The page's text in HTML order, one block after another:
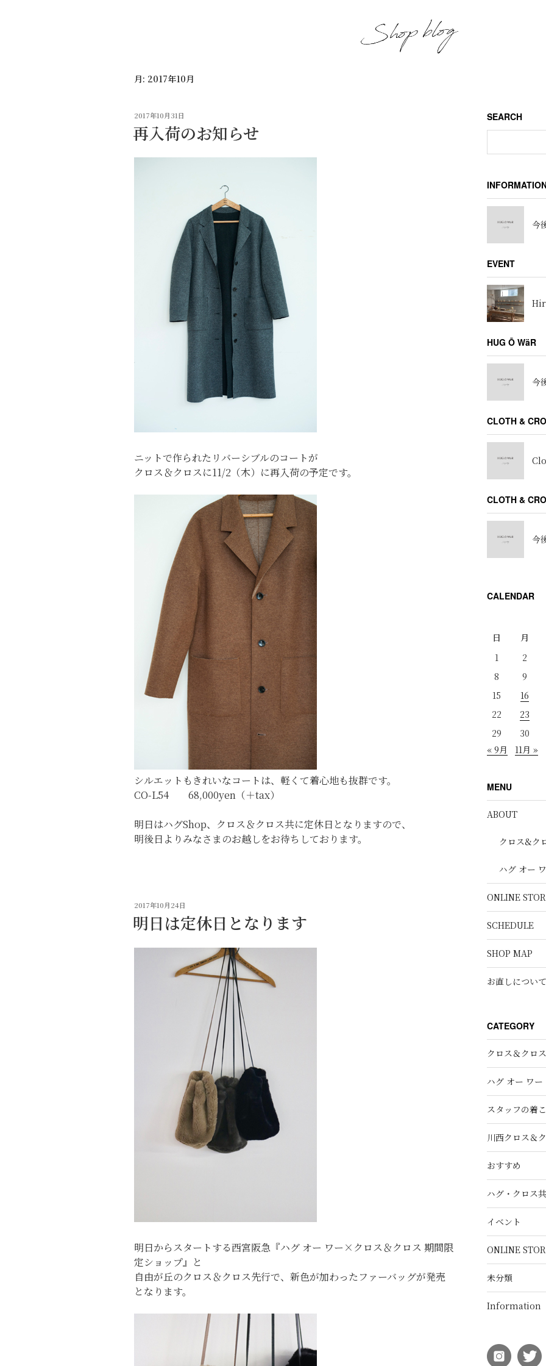
月: 2017年10月
投
日:
2017年10月31日
再入荷のお知らせ
ニットで作られたリバーシブルのコートが
クロス＆クロスに11/2（木）に再入荷の予定です。
シルエットもきれいなコートは、軽くて着心地も抜群です。
CO-L54 68,000yen（＋tax）
明日はハグShop、クロス＆クロス共に定休日となりますので、
明後日よりみなさまのお越しをお待ちしております。
投
稿
日:
2017年10月24日
明日は定休日となります
明日からスタートする西宮阪急『ハグ オー ワー×クロス＆クロス 期間限
定ショップ』と
自由が丘のクロス＆クロス先行で、新色が加わったファーバッグが発売
となります。
SEARCH
今
EVENT
HUG Ō WäR
今
CLOTH &
CLOTH &
今
CALENDAR
日
月
1
2
8
9
15
16
22
23
29
30
« 9月
11月 »
MENU
ABOUT
クロス&ク
ハグ オー
ONLINE
SCHEDULE
SHOP MAP
お直しについて
CATEGORY
クロス＆クロス
ハグ オー ワー
スタッフの着
川西クロス＆
おすすめ
ハグ・クロス
イベント
ONLINE
未分類
Information